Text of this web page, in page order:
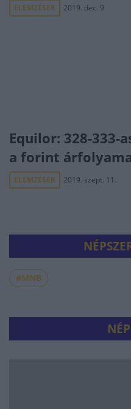
ELEMZÉSEK 2019. dec. 9.
Equilor: 328-333-
a forint
ELEMZÉSEK 2019. szept. 11.
#MNB